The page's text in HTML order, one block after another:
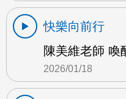
快樂向前行
陳美維老師 喚
2026/01/18